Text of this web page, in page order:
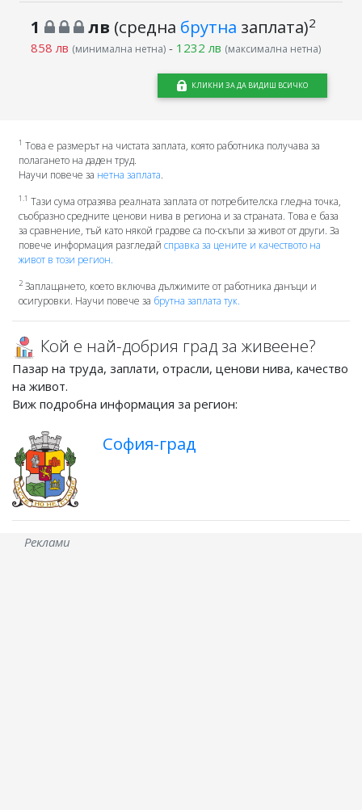
1 лв (средна брутна заплата)2
858 лв (минимална нетна)- 1232 лв (максимална нетна)
КЛИКНИ ЗА ДА ВИДИШ ВСИЧКО
1 Това е размерът на чистата заплата, която работника получава за
полагането на даден труд.
Научи повече за нетна заплата.
1.1 Тази сума отразява реалната заплата от потребителска гледна точка,
съобразно средните ценови нива в региона и за страната. Това е база
за сравнение, тъй като някой градове са по-скъпи за живот от други. За
повече информация разгледай справка за цените и качеството на
живот в този регион.
2Заплащането, което включва дължимите от работника данъци и
осигуровки. Научи повече за брутна заплата тук.
Кой е най-добрия град за живеене?
Пазар на труда, заплати, отрасли, ценови нива, качество
на живот.
Виж подробна информация за регион:
София-град
Реклами